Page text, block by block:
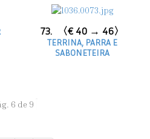
73. 〈€ 40 → 46〉
TERRINA, PARRA E
SABONETEIRA
6 de 9